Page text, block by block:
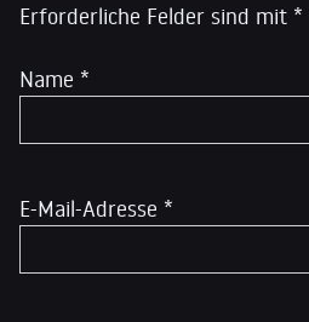
Erforderliche Felder sind mit *
Name *
E-Mail-Adresse *